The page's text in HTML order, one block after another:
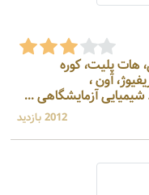
هات پلیت، کوره
آون ،
شیمیایی آزمایشگاهی ...
2012 بازدید